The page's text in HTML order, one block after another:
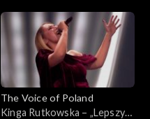
22 listopada 2025
The Voice of Poland
Kinga Rutkowska – „Lepszy